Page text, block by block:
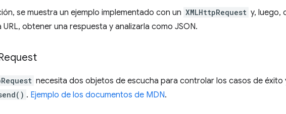
se muestra un ejemplo implementado con un XMLHttpRequest y, luego,
URL, obtener una respuesta y analizarla como JSON.
necesita dos objetos de escucha para controlar los casos de éxito
. Ejemplo de los documentos de MDN.